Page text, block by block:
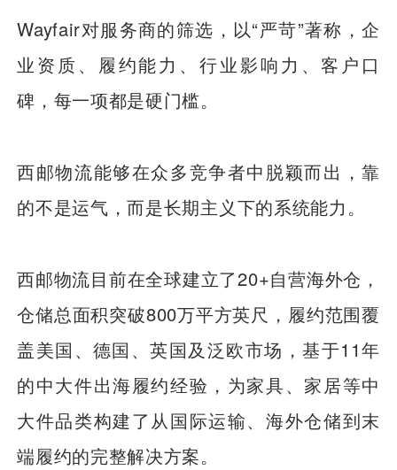
Wayfair对服务商的筛选，以“严苛”著称，企
业资质、履约能力、行业影响力、客户口
碑，每一项都是硬门槛。
西邮物流能够在众多竞争者中脱颖而出，靠
的不是运气，而是长期主义下的系统能力。
西邮物流目前在全球建立了20+自营海外仓，
仓储总面积突破800万平方英尺，履约范围覆
盖美国、德国、英国及泛欧市场，基于11年
的中大件出海履约经验，为家具、家居等中
大件品类构建了从国际运输、海外仓储到末
端履约的完整解决方案。